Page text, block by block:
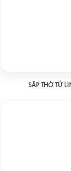
SẬP THỜ TỨ